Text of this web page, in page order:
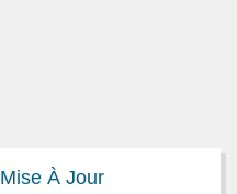
Mise À Jour